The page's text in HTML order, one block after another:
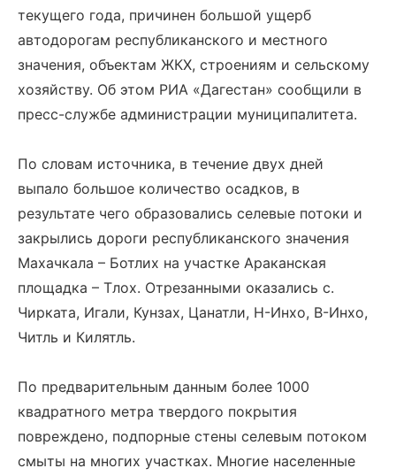
текущего года, причинен большой ущерб
автодорогам республиканского и местного
значения, объектам ЖКХ, строениям и сельскому
хозяйству. Об этом РИА «Дагестан» сообщили в
пресс-службе администрации муниципалитета.
По словам источника, в течение двух дней
выпало большое количество осадков, в
результате чего образовались селевые потоки и
закрылись дороги республиканского значения
Махачкала – Ботлих на участке Араканская
площадка – Тлох. Отрезанными оказались с.
Чирката, Игали, Кунзах, Цанатли, Н-Инхо, В-Инхо,
Читль и Килятль.
По предварительным данным более 1000
квадратного метра твердого покрытия
повреждено, подпорные стены селевым потоком
смыты на многих участках. Многие населенные